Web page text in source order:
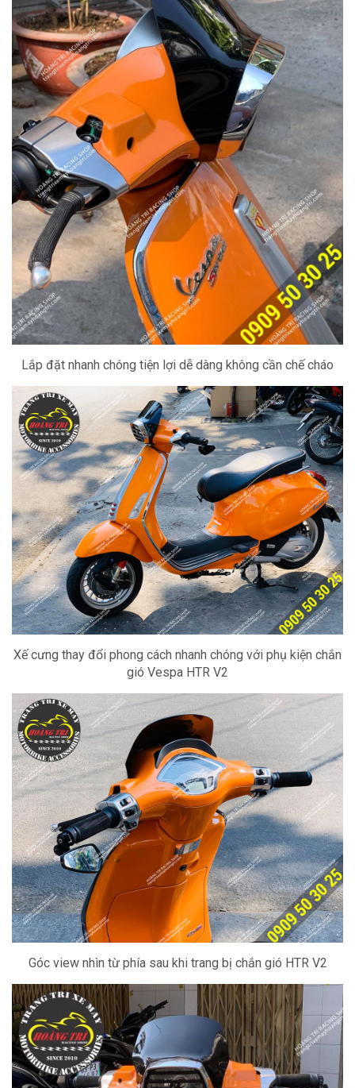
Lắp đặt nhanh chóng tiện lợi dễ dàng không cần chế cháo
Xế cưng thay đổi phong cách nhanh chóng với phụ kiện chắn
gió Vespa HTR V2
Góc view nhìn từ phía sau khi trang bị chắn gió HTR V2